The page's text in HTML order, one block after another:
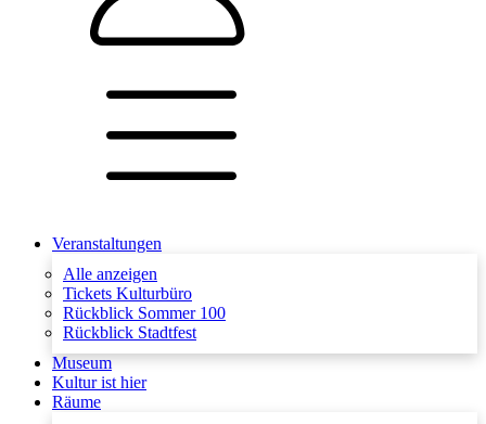
Veranstaltungen
Alle anzeigen
Tickets Kulturbüro
Rückblick Sommer 100
Rückblick Stadtfest
Museum
Kultur ist hier
Räume